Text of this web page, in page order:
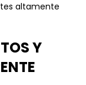
altamente
Y